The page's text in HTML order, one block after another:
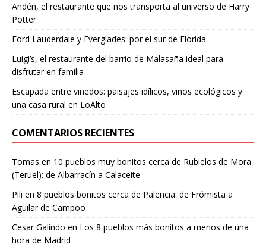
Andén, el restaurante que nos transporta al universo de Harry
Potter
Ford Lauderdale y Everglades: por el sur de Florida
Luigi’s, el restaurante del barrio de Malasaña ideal para
disfrutar en familia
Escapada entre viñedos: paisajes idílicos, vinos ecológicos y
una casa rural en LoAlto
COMENTARIOS RECIENTES
Tomas en 10 pueblos muy bonitos cerca de Rubielos de Mora
(Teruel): de Albarracín a Calaceite
Pili en 8 pueblos bonitos cerca de Palencia: de Frómista a
Aguilar de Campoo
Cesar Galindo en Los 8 pueblos más bonitos a menos de una
hora de Madrid